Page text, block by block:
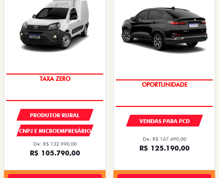
TAXA ZERO
PRODUTOR RURAL
CNPJ E MICROEMPRESÁRIO
De: R$ 132.990,00
R$ 105.790,00
OPORTUNIDADE
VENDAS PARA PCD
De: R$ 167.490,00
R$ 125.190,00